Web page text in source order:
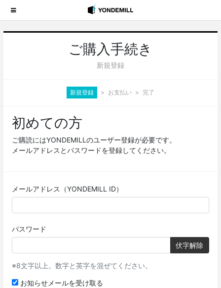
ご購入手続き
新規登録
新規登録 お支払い 完了
初めての方
ご購読にはYONDEMILLのユーザー登録が必要です。
メールアドレスとパスワードを登録してください。
メールアドレス（YONDEMILL ID）
パスワード
伏字解除
※8文字以上。数字と英字を混ぜてください。
お知らせメールを受け取る